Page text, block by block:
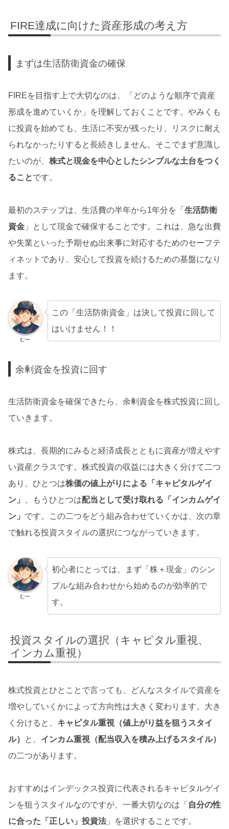
FIRE達成に向けた資産形成の考え方
まずは生活防衛資金の確保
FIREを目指す上で大切なのは、「どのような順序で資産
形成を進めていくか」を理解しておくことです。やみくも
に投資を始めても、生活に不安が残ったり、リスクに耐え
られなかったりすると長続きしません。そこでまず意識し
たいのが、 株式と現金を中心としたシンプルな土台をつく
ることです。
最初のステップは、生活費の半年から1年分を「 生活防衛
資金 」として現金で確保することです。これは、急な出費
や失業といった予期せぬ出来事に対応するためのセーフテ
ィネットであり、安心して投資を続けるための基盤になり
ます。
むー
この「生活防衛資金」は決して投資に回して
はいけません！！
余剰資金を投資に回す
生活防衛資金を確保できたら、余剰資金を株式投資に回し
ていきます。
株式は、長期的にみると経済成長とともに資産が増えやす
い資産クラスです。株式投資の収益には大きく分けて二つ
あり、ひとつは株価の値上がりによる「キャピタルゲイ
ン」
、もうひとつは配当として受け取れる「インカムゲイ
ン」 です。この二つをどう組み合わせていくかは、次の章
で触れる投資スタイルの選択につながっていきます。
むー
初心者にとっては、まず「株＋現金」のシン
プルな組み合わせから始めるのが効率的で
す。
投資スタイルの選択（キャピタル重視、
インカム重視）
株式投資とひとことで言っても、どんなスタイルで資産を
増やしていくかによって方向性は大きく変わります。大き
く分けると、 キャピタル重視（値上がり益を狙うスタイ
ル）
と、 インカム重視（配当収入を積み上げるスタイル）
の二つがあります。
おすすめはインデックス投資に代表されるキャピタルゲイ
ンを狙うスタイルなのですが、一番大切なのは「 自分の性
に合った「正しい」投資法 」を選択することです。